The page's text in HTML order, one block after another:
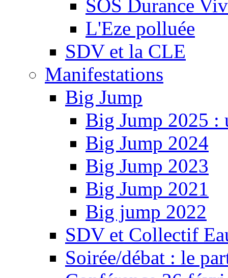
SOS Durance
L'Eze polluée
SDV et la CLE
Manifestations
Big Jump
Big Jump 2025 :
Big Jump 2024
Big Jump 2023
Big Jump 2021
Big jump 2022
SDV et Collectif
Soirée/débat : le